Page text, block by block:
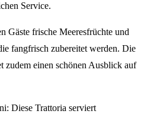
Service.
Gäste frische Meeresfrüchte und
fangfrisch zubereitet werden. Die
zudem einen schönen Ausblick auf
Diese Trattoria serviert